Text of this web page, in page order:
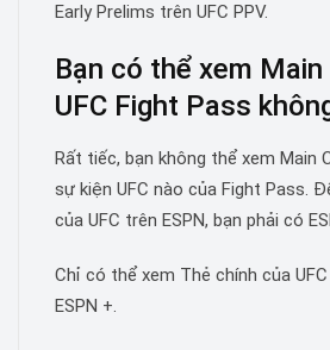
Early Prelims trên UFC PPV.
Bạn có thể xem
UFC Fight Pass
Rất tiếc, bạn không thể xem Main
sự kiện UFC nào của Fight Pass.
của UFC trên ESPN, bạn phải có
Chỉ có thể xem Thẻ chính của
ESPN +.